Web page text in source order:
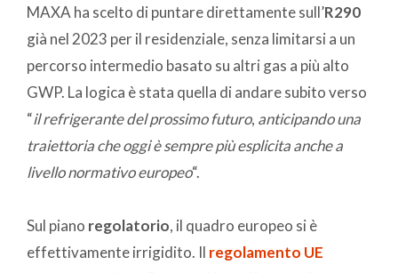
MAXA ha scelto di puntare direttamente sull’R290
già nel 2023 per il residenziale, senza limitarsi a un
percorso intermedio basato su altri gas a più alto
GWP. La logica è stata quella di andare subito verso
“il refrigerante del prossimo futuro, anticipando una
traiettoria che oggi è sempre più esplicita anche a
livello normativo europeo“.
Sul piano regolatorio, il quadro europeo si è
effettivamente irrigidito. Il regolamento UE